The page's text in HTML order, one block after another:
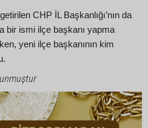
CHP İL Başkanlığı’nın da
bir ismi ilçe başkanı yapma
yeni ilçe başkanının kim